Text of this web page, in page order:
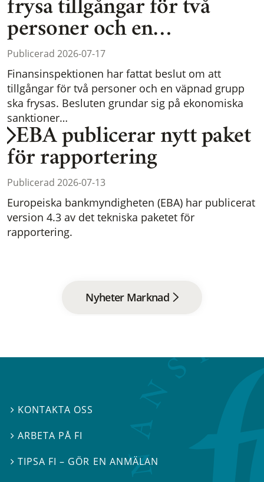
frysa tillgångar för två
personer och en…
Publicerad 2026-07-17
Finansinspektionen har fattat beslut om att
tillgångar för två personer och en väpnad grupp
ska frysas. Besluten grundar sig på ekonomiska
sanktioner…
EBA publicerar nytt paket
för rapportering
Publicerad 2026-07-13
Europeiska bankmyndigheten (EBA) har publicerat
version 4.3 av det tekniska paketet för
rapportering.
Nyheter Marknad
 KONTAKTA OSS
 ARBETA PÅ FI
TIPSA FI – GÖR EN ANMÄLAN